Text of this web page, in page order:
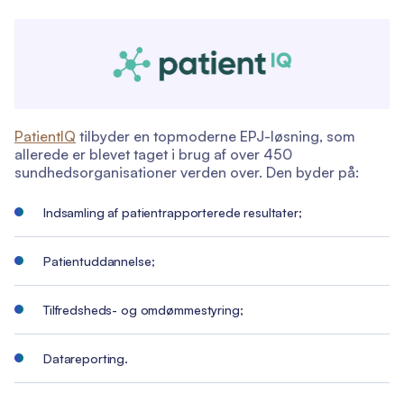
PatientIQ tilbyder en topmoderne EPJ-løsning, som
allerede er blevet taget i brug af over 450
sundhedsorganisationer verden over. Den byder på:
Indsamling af patientrapporterede resultater;
Patientuddannelse;
Tilfredsheds- og omdømmestyring;
Datareporting.